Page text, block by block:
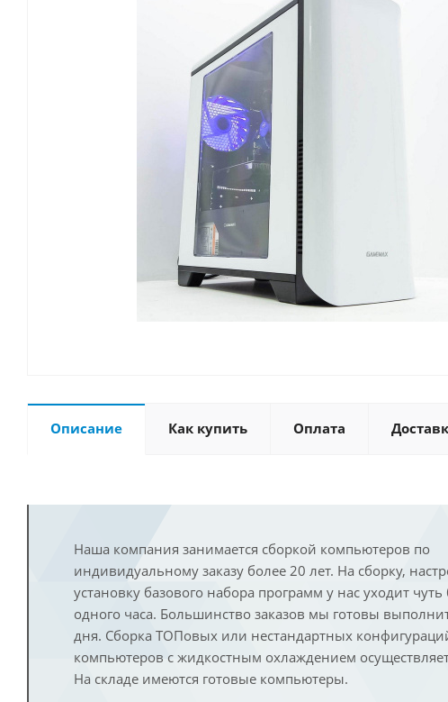
Описание Как купить Оплата
Наша компания занимается сборкой компьютеров по
индивидуальному заказу более 20 лет. На сборку,
установку базового набора программ у нас уходит
одного часа. Большинство заказов мы готовы
дня. Сборка ТОПовых или нестандартных
компьютеров с жидкостным охлаждением
На складе имеются готовые компьютеры.